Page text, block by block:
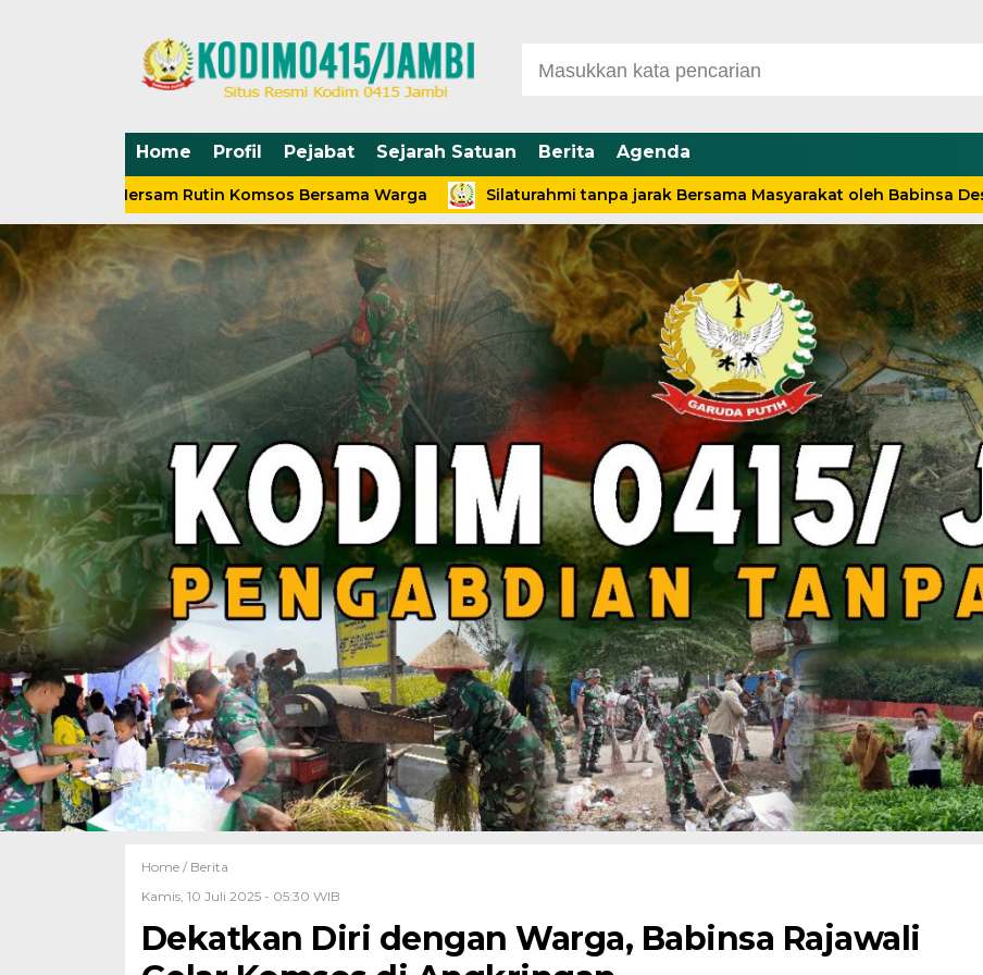
Home Profil Pejabat Sejarah Satuan Berita Agenda
Mersam Rutin Komsos Bersama Warga Silaturahmi tanpa jarak Bersama Masyarakat oleh Babinsa Desa sebapo
Home / Berita
Kamis, 10 Juli 2025 - 05:30 WIB
Dekatkan Diri dengan Warga, Babinsa Rajawali